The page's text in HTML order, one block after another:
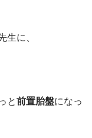
生に、
と前置胎盤になっ